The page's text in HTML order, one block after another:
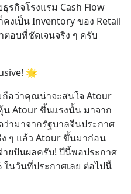
รกิจโรงแรม Cash Flow
คงเป็น Inventory ของ Retail
อบที่ชัดเจนจริง ๆ ครับ
🌟
อว่าคุณน่าจะสนใจ Atour
Atour ขึ้นแรงนั้น มาจาก
ามาจากรัฐบาลจีนประกาศ
ๆ แล้ว Atour ขึ้นมาก่อน
ยปันผลครับ! ปีนี้พอประกาศ
นวันที่ประกาศเลย ต่อไปนี้